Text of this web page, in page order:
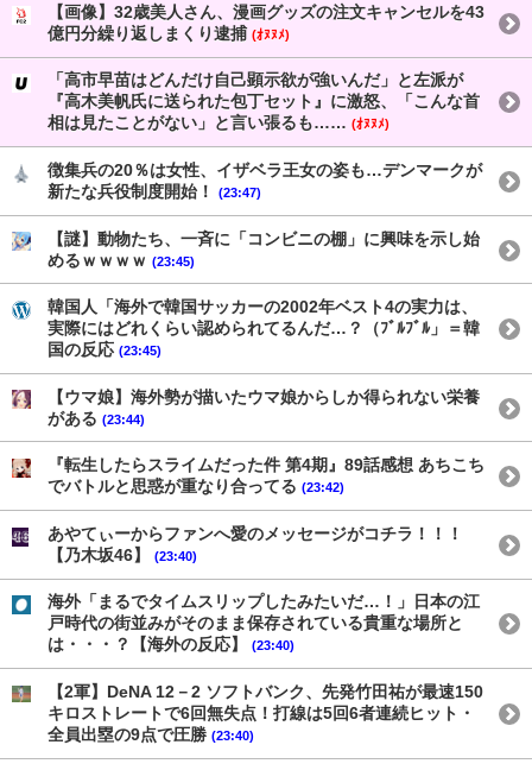
【画像】32歳美人さん、漫画グッズの注文キャンセルを43
億円分繰り返しまくり逮捕 (ｵﾇﾇﾒ)
「高市早苗はどんだけ自己顕示欲が強いんだ」と左派が
『高木美帆氏に送られた包丁セット』に激怒、「こんな首
相は見たことがない」と言い張るも…… (ｵﾇﾇﾒ)
徴集兵の20％は女性、イザベラ王女の姿も…デンマークが
新たな兵役制度開始！
(23:47)
【謎】動物たち、一斉に「コンビニの棚」に興味を示し始
めるｗｗｗｗ (23:45)
韓国人「海外で韓国サッカーの2002年ベスト4の実力は、
実際にはどれくらい認められてるんだ…？（ﾌﾞﾙﾌﾞﾙ」＝韓
国の反応 (23:45)
【ウマ娘】海外勢が描いたウマ娘からしか得られない栄養
がある (23:44)
『転生したらスライムだった件 第4期』89話感想 あちこち
でバトルと思惑が重なり合ってる (23:42)
あやてぃーからファンへ愛のメッセージがコチラ！！！
【乃木坂46】
(23:40)
海外「まるでタイムスリップしたみたいだ…！」日本の江
戸時代の街並みがそのまま保存されている貴重な場所と
は・・・？【海外の反応】
(23:40)
【2軍】DeNA 12－2 ソフトバンク、先発竹田祐が最速150
キロストレートで6回無失点！打線は5回6者連続ヒット・
全員出塁の9点で圧勝 (23:40)